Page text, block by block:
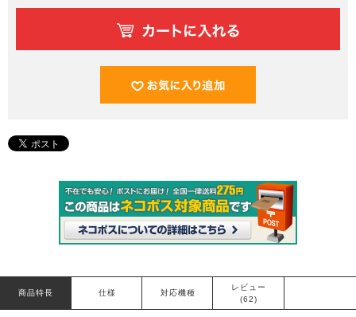
商品特長 仕様 対応機種
レビュー
(62)